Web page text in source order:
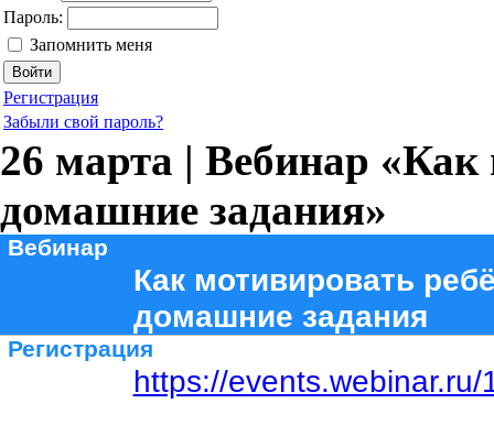
Пароль:
Запомнить меня
Регистрация
Забыли свой пароль?
26 марта | Вебинар «Как
домашние задания»
Вебинар
Как мотивировать
домашние задания
Регистрация
https://